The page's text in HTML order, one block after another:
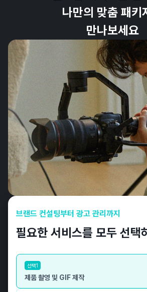
나만의 맞춤 패키
만나보세요
브랜드 컨설팅부터 광고 관리까지
필요한 서비스를 모두 선택
선택1
제품 촬영 및 GIF 제작